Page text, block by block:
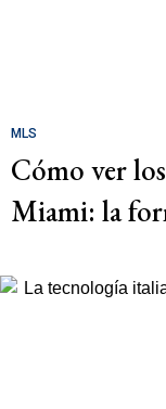
MLS
Cómo ver
Miami: la